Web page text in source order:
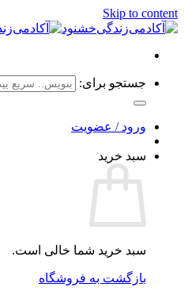
Skip to content
جستجو برای:
ورود / عضویت
سبد خرید
سبد خرید شما خالی است.
بازگشت به فروشگاه